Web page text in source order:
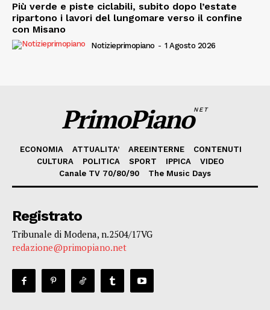
Più verde e piste ciclabili, subito dopo l’estate
ripartono i lavori del lungomare verso il confine
con Misano
Notizieprimopiano - 1 Agosto 2026
PrimoPianoNET
ECONOMIA ATTUALITA’ AREEINTERNE
CONTENUTI
CULTURA
POLITICA SPORT IPPICA
VIDEO
Canale TV 70/80/90
The Music Days
Registrato
Tribunale di Modena, n.2504/17VG
redazione@primopiano.net